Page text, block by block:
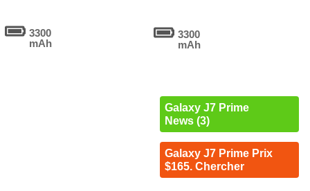
3300
mAh
3300
mAh
Galaxy J7 Prime
News (3)
Galaxy J7 Prime Prix
$165. Chercher